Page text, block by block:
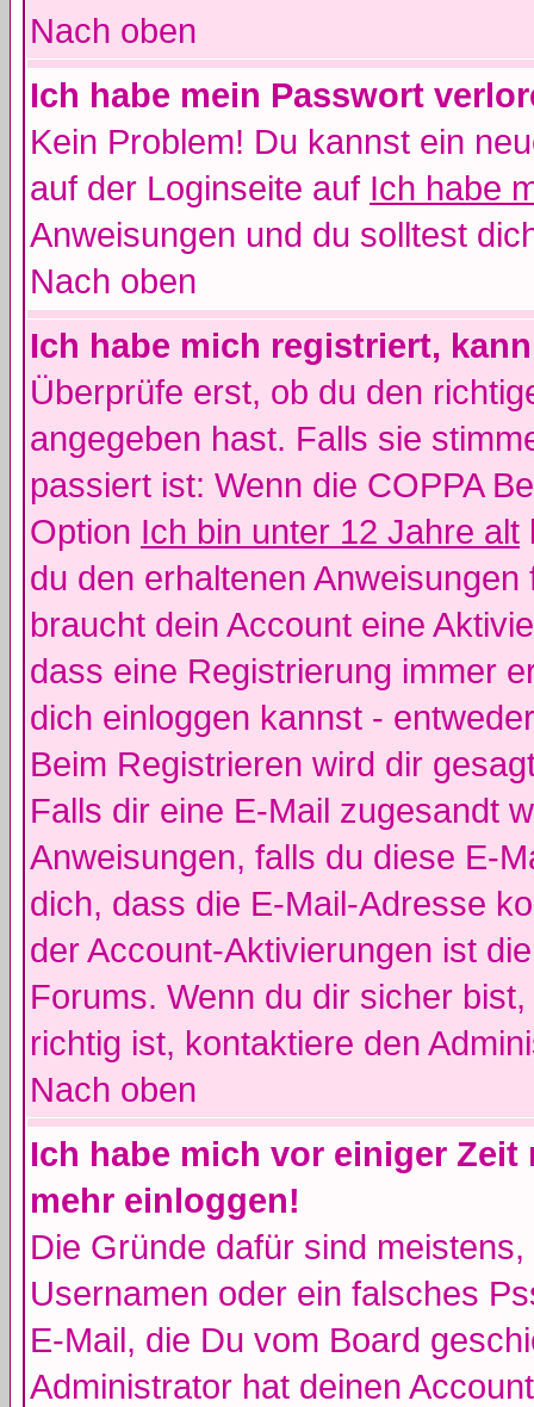
Nach oben
Ich habe mein Passwort
Kein Problem! Du kannst ein
auf der Loginseite auf Ich habe
Anweisungen und du solltest
Nach oben
Ich habe mich registriert,
Überprüfe erst, ob du den
angegeben hast. Falls sie
passiert ist: Wenn die COPPA
Option Ich bin unter 12 Jahre alt
du den erhaltenen
braucht dein Account eine
dass eine Registrierung immer
dich einloggen kannst -
Beim Registrieren wird dir
Falls dir eine E-Mail zugesandt
Anweisungen, falls du diese E-
dich, dass die E-Mail-Adresse
der Account-Aktivierungen ist
Forums. Wenn du dir sicher
richtig ist, kontaktiere den
Nach oben
Ich habe mich vor einiger
mehr einloggen!
Die Gründe dafür sind
Usernamen oder ein falsches
E-Mail, die Du vom Board
Administrator hat deinen